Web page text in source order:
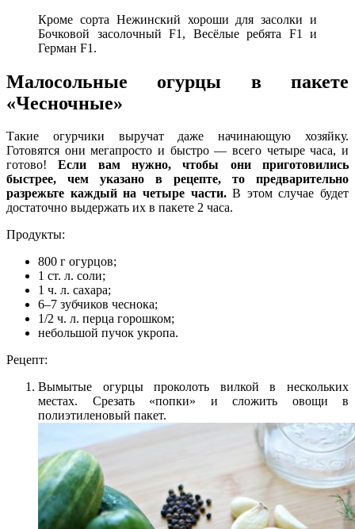
Кроме сорта Нежинский хороши для засолки и
Бочковой засолочный F1, Весёлые ребята F1 и
Герман F1.
Малосольные огурцы в пакете
«Чесночные»
Такие огурчики выручат даже начинающую хозяйку.
Готовятся они мегапросто и быстро — всего четыре часа, и
готово!Если вам нужно, чтобы они приготовились
быстрее, чем указано в рецепте, то предварительно
разрежьте каждый на четыре части.В этом случае будет
достаточно выдержать их в пакете 2 часа.
Продукты:
800 г огурцов;
1 ст. л. соли;
1 ч. л. сахара;
6–7 зубчиков чеснока;
1/2 ч. л. перца горошком;
небольшой пучок укропа.
Рецепт:
Вымытые огурцы проколоть вилкой в нескольких
местах. Срезать «попки» и сложить овощи в
полиэтиленовый пакет.